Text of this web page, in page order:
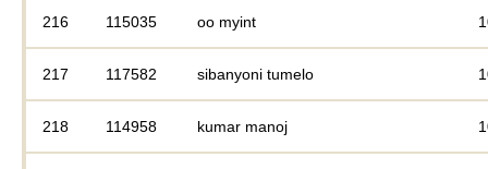
216 115035 oo myint
217 117582 sibanyoni tumelo
218 114958 kumar manoj